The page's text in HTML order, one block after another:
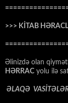
>>> KİTAB
Əlinizdə olan
HƏRRAC yolu ilə
ƏLAQƏ